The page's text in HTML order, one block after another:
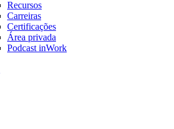
Recursos
Carreiras
Certificações
Área privada
Podcast inWork